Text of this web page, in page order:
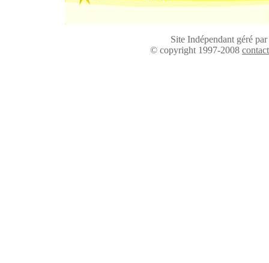
Site Indépendant géré par
© copyright 1997-2008